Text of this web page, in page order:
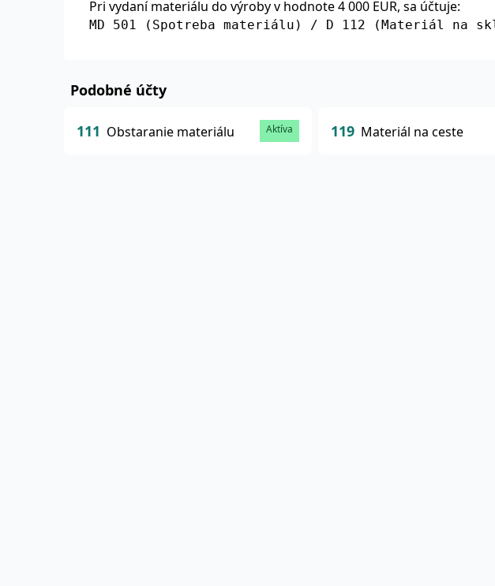
Pri vydaní materiálu do výroby v hodnote 4 000 EUR, sa účtuje:
MD 501 (Spotreba materiálu) / D 112 (Materiál na
Podobné účty
111 Obstaranie materiálu Aktíva 119 Materiál na ceste